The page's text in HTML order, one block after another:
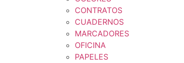
CONTRATOS
CUADERNOS
MARCADORES
OFICINA
PAPELES